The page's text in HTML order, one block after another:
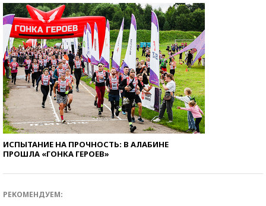
ИСПЫТАНИЕ НА ПРОЧНОСТЬ: В АЛАБИНЕ
ПРОШЛА «ГОНКА ГЕРОЕВ»
РЕКОМЕНДУЕМ: